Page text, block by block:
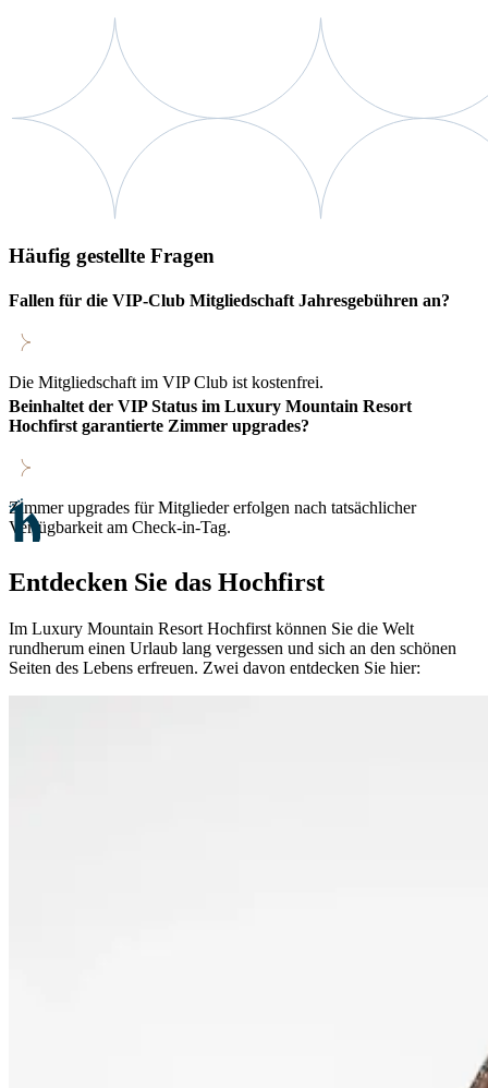
Häufig gestellte Fragen
Fallen für die VIP-Club Mitgliedschaft Jahresgebühren an?
Die Mitgliedschaft im VIP Club ist kostenfrei.
Beinhaltet der VIP Status im Luxury Mountain Resort
Hochfirst garantierte Zimmer upgrades?
Zimmer upgrades für Mitglieder erfolgen nach tatsächlicher
Verfügbarkeit am Check-in-Tag.
Entdecken Sie das Hochfirst
Im Luxury Mountain Resort Hochfirst können Sie die Welt
rundherum einen Urlaub lang vergessen und sich an den schönen
Seiten des Lebens erfreuen. Zwei davon entdecken Sie hier: